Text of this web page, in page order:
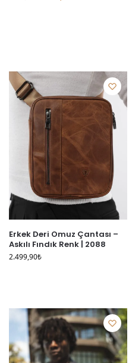
Erkek Deri Omuz Çantası –
Askılı Fındık Renk | 2088
2.499,90₺